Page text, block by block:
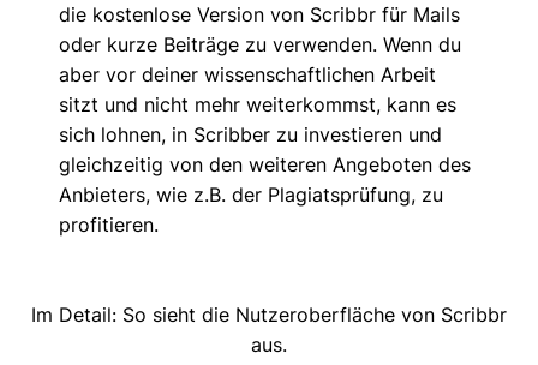
die kostenlose Version von Scribbr für Mails
oder kurze Beiträge zu verwenden. Wenn du
aber vor deiner wissenschaftlichen Arbeit
sitzt und nicht mehr weiterkommst, kann es
sich lohnen, in Scribber zu investieren und
gleichzeitig von den weiteren Angeboten des
Anbieters, wie z.B. der Plagiatsprüfung, zu
profitieren.
Im Detail: So sieht die Nutzeroberfläche von Scribbr
aus.